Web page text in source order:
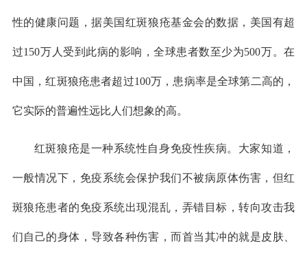
性的健康问题，据美国红斑狼疮基金会的数据，美国有超
过150万人受到此病的影响，全球患者数至少为500万。在
中国，红斑狼疮患者超过100万，患病率是全球第二高的，
它实际的普遍性远比人们想象的高。
红斑狼疮是一种系统性自身免疫性疾病。大家知道，
一般情况下，免疫系统会保护我们不被病原体伤害，但红
斑狼疮患者的免疫系统出现混乱，弄错目标，转向攻击我
们自己的身体，导致各种伤害，而首当其冲的就是皮肤、